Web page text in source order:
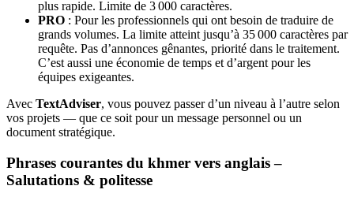
plus rapide. Limite de 3 000 caractères.
PRO : Pour les professionnels qui ont besoin de traduire de
grands volumes. La limite atteint jusqu’à 35 000 caractères par
requête. Pas d’annonces gênantes, priorité dans le traitement.
C’est aussi une économie de temps et d’argent pour les
équipes exigeantes.
Avec TextAdviser, vous pouvez passer d’un niveau à l’autre selon
vos projets — que ce soit pour un message personnel ou un
document stratégique.
Phrases courantes du khmer vers anglais –
Salutations & politesse